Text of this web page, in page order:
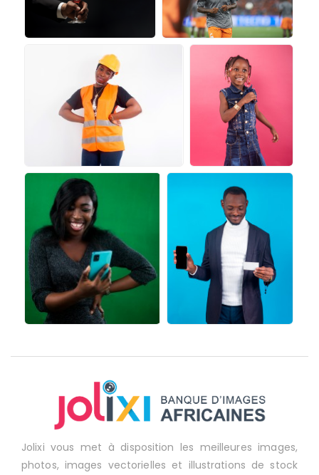
Jolixi vous met à disposition les meilleures images,
photos, images vectorielles et illustrations de stock